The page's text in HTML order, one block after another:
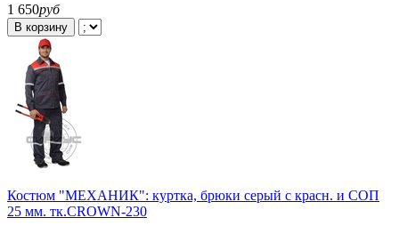
1 650руб
В корзину
Костюм "МЕХАНИК": куртка, брюки серый с красн. и СОП
25 мм. тк.CROWN-230